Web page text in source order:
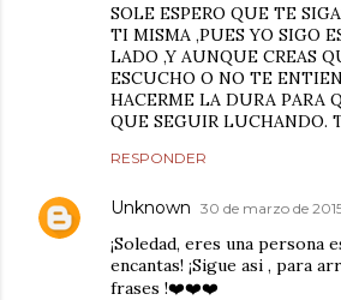
SOLE ESPERO QUE TE
TI MISMA ,PUES YO SIGO
LADO ,Y AUNQUE CREAS
ESCUCHO O NO TE
HACERME LA DURA PARA
QUE SEGUIR LUCHANDO.
RESPONDER
Unknown 30 de marzo de
¡Soledad, eres una persona
encantas! ¡Sigue asi , para
frases !❤️❤️❤️